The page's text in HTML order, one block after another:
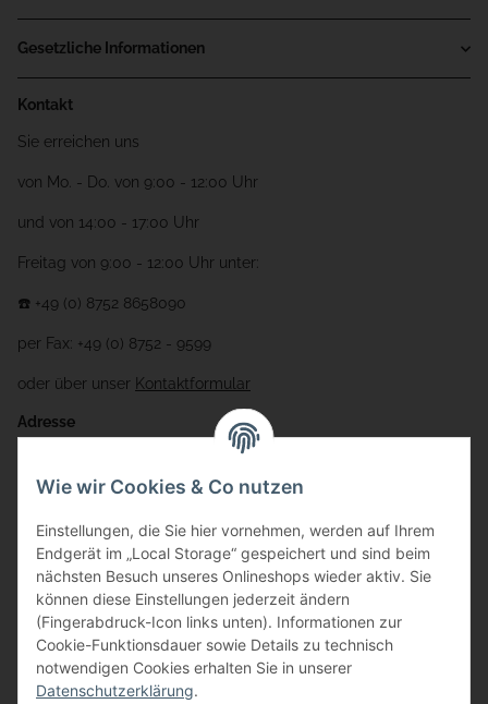
Gesetzliche Informationen
Kontakt
Sie erreichen uns
von Mo. - Do. von 9:00 - 12:00 Uhr
und von 14:00 - 17:00 Uhr
Freitag von 9:00 - 12:00 Uhr unter:
☎️ +49 (0) 8752 8658090
per Fax: +49 (0) 8752 - 9599
oder über unser Kontaktformular
Adresse
Gewerbering 17
84072 Au i.d. Hallertau
info@bauer-tore.de
Wie wir Cookies & Co nutzen
Einstellungen, die Sie hier vornehmen, werden auf Ihrem
Endgerät im „Local Storage“ gespeichert und sind beim
nächsten Besuch unseres Onlineshops wieder aktiv. Sie
können diese Einstellungen jederzeit ändern
(Fingerabdruck-Icon links unten). Informationen zur
Cookie-Funktionsdauer sowie Details zu technisch
notwendigen Cookies erhalten Sie in unserer
Datenschutzerklärung.